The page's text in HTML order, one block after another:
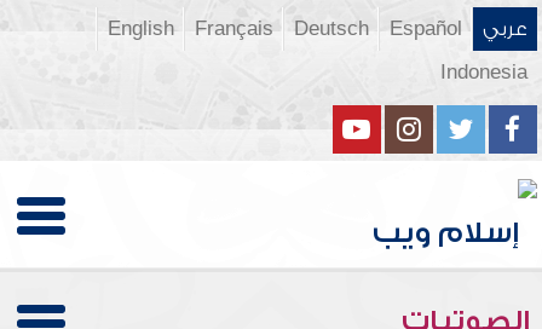
عربي Español
Deutsch
Français
English
Indonesia
الصوتيات